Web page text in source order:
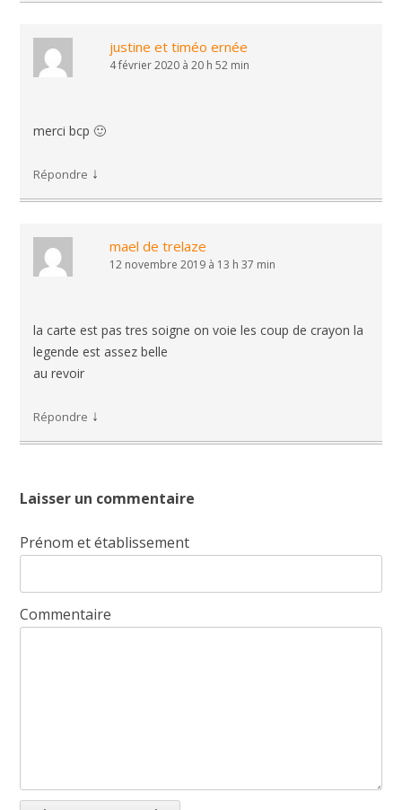
justine et timéo ernée
4 février 2020 à 20 h 52 min
merci bcp 🙂
Répondre ↓
mael de trelaze
12 novembre 2019 à 13 h 37 min
la carte est pas tres soigne on voie les coup de crayon la
legende est assez belle
au revoir
Répondre ↓
Laisser un commentaire
Prénom et établissement
Commentaire